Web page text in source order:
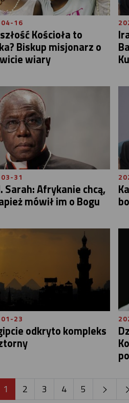
16
Kościoła to
Biskup misjonarz o
wiary
31
Sarah: Afrykanie chcą,
mówił im o Bogu
23
odkryto kompleks
1 2 3 4 5